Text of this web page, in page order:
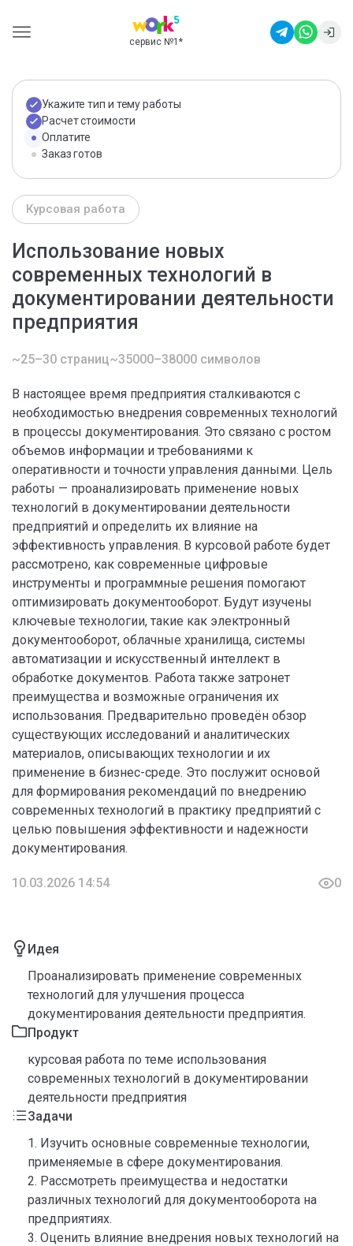
сервис №1 *
Укажите тип и тему работы
Расчет стоимости
Оплатите
Заказ готов
Курсовая работа
Использование новых
современных технологий в
документировании деятельности
предприятия
~25–30 страниц~35000–38000 символов
В настоящее время предприятия сталкиваются с
необходимостью внедрения современных технологий
в процессы документирования. Это связано с ростом
объемов информации и требованиями к
оперативности и точности управления данными. Цель
работы — проанализировать применение новых
технологий в документировании деятельности
предприятий и определить их влияние на
эффективность управления. В курсовой работе будет
рассмотрено, как современные цифровые
инструменты и программные решения помогают
оптимизировать документооборот. Будут изучены
ключевые технологии, такие как электронный
документооборот, облачные хранилища, системы
автоматизации и искусственный интеллект в
обработке документов. Работа также затронет
преимущества и возможные ограничения их
использования. Предварительно проведён обзор
существующих исследований и аналитических
материалов, описывающих технологии и их
применение в бизнес-среде. Это послужит основой
для формирования рекомендаций по внедрению
современных технологий в практику предприятий с
целью повышения эффективности и надежности
документирования.
10.03.2026 14:54 0
Идея
Проанализировать применение современных
технологий для улучшения процесса
документирования деятельности предприятия.
Продукт
курсовая работа по теме использования
современных технологий в документировании
деятельности предприятия
Задачи
1. Изучить основные современные технологии,
применяемые в сфере документирования.
2. Рассмотреть преимущества и недостатки
различных технологий для документооборота на
предприятиях.
3. Оценить влияние внедрения новых технологий на